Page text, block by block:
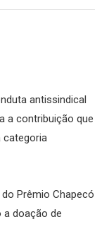
antissindical
a contribuição que
categoria
Prêmio Chapecó
a doação de